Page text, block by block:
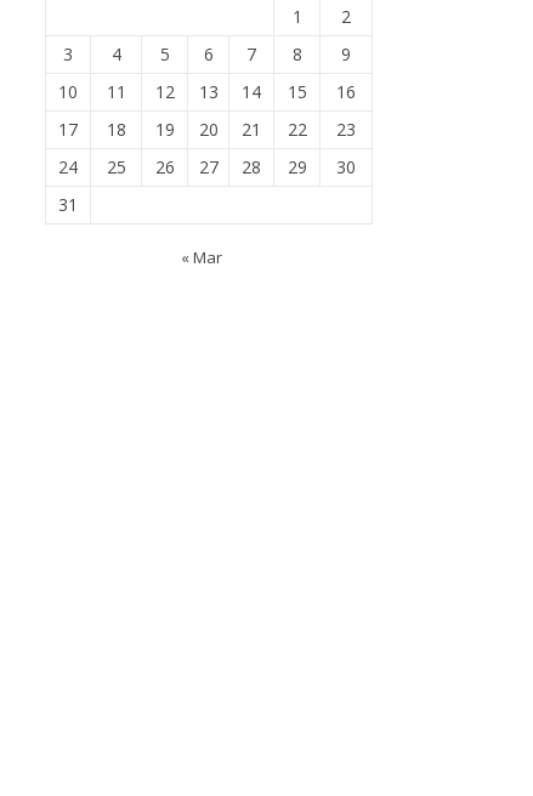
1
2
3
4 5 6 7 8
9
10
11 12 13 14 15
16
17
18 19 20 21 22
23
24
25 26 27 28 29
30
31
« Mar